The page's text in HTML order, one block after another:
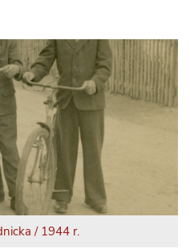
/ 1944 r.